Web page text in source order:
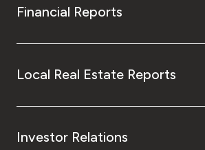
Financial Reports
Local Real Estate Reports
Investor Relations